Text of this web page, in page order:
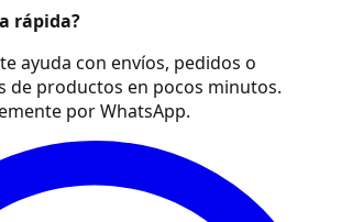
rápida?
ayuda con envíos, pedidos o
de productos en pocos minutos.
por WhatsApp.